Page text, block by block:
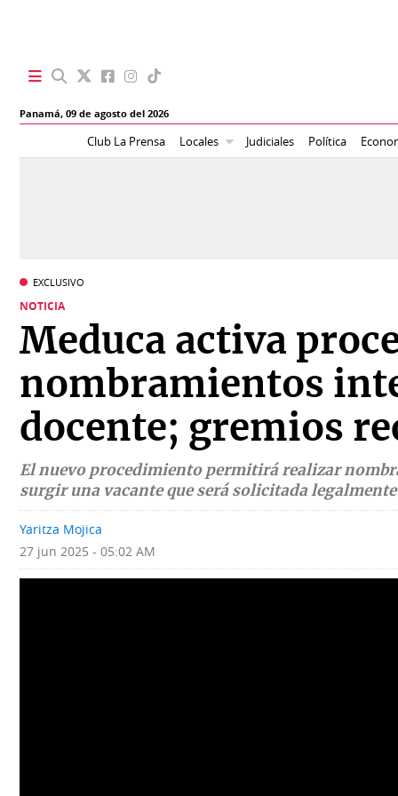
Panamá,09 de agosto del 2026
Club La Prensa Locales Judiciales Política
Política
Economía
Mundo
Deportes
Ponle
la
Firma
BBC
Opinión
Blogs
Fotografías
Fe
de
erratas
Historias
EXCLUSIVO
NOTICIA
Meduca activa
nombramientos
docente; gremios
El nuevo procedimiento permitirá realizar
surgir una vacante que será solicitada
Yaritza Mojica
27 jun 2025 - 05:02 AM